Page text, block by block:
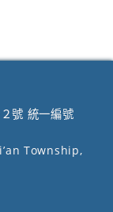
號 統一編號
Township,